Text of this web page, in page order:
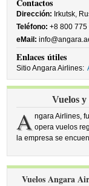
Contactos
Dirección: Irkutsk,
Teléfono: +8 800 775
eMail:
Enlaces útiles
Sitio Angara Airlines:
Vuelos
A ngara Airlines,
opera vuelos
la empresa se
Vuelos Angara